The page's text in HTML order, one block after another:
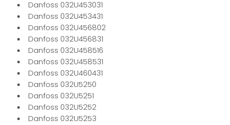
Danfoss 032U453031
Danfoss 032U453431
Danfoss 032U456802
Danfoss 032U456831
Danfoss 032U458516
Danfoss 032U458531
Danfoss 032U460431
Danfoss 032U5250
Danfoss 032U5251
Danfoss 032U5252
Danfoss 032U5253